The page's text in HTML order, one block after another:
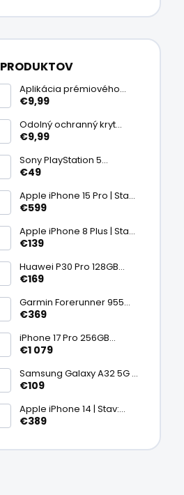
Aplikácia prémiového
ochranného skla na
€9,99
Odolný ochranný kryt
transparentný
€9,99
Sony PlayStation 5
DualSense bezdrôtový
Vynikajúci – A
€49
Apple iPhone 15 Pro | Stav:
Vynikajúci – A
€599
Apple iPhone 8 Plus | Stav:
Vynikajúci – A
€139
Huawei P30 Pro 128GB
Black, Kirin 980, Leica 40
6,47" OLED, IP68 | Stav:
Vynikajúci – A
€169
Garmin Forerunner 955
Black, multisport GPS
batéria 15 dní, ECG,
ClimbPro
€369
iPhone 17 Pro 256GB
Cosmic Orange | Stav:
€1 079
Samsung Galaxy A32 5G |
Stav: Vynikajúci – A
€109
Apple iPhone 14 | Stav:
Vynikajúci – A
€389